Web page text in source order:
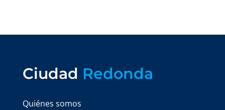
Ciudad Redonda
Quiénes somos